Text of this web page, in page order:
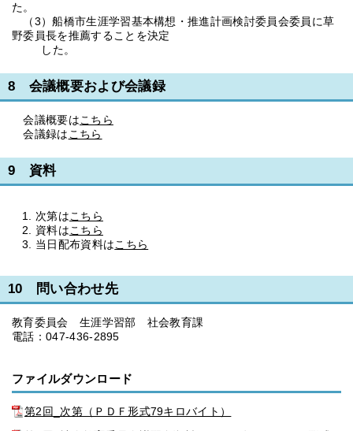
た。
（3）船橋市生涯学習基本構想・推進計画検討委員会委員に草
野委員長を推薦することを決定
した。
8 会議概要および会議録
会議概要はこちら
会議録は こちら
9 資料
次第はこちら
資料はこちら
当日配布資料はこちら
10 問い合わせ先
教育委員会 生涯学習部 社会教育課
電話：047-436-2895
ファイルダウンロード
第2回_次第（ＰＤＦ形式79キロバイト）